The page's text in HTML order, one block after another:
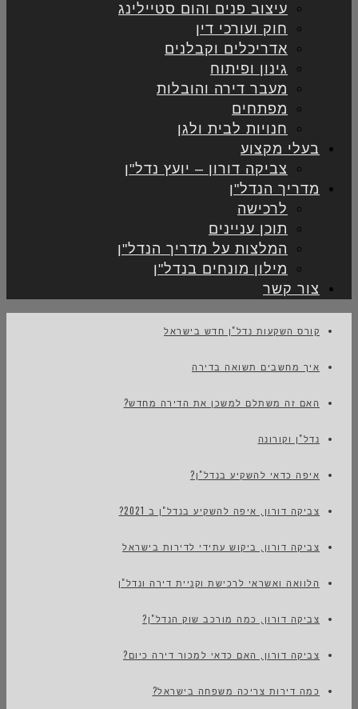
עיצוב פנים והום סטיילינג
חוק ועורכי דין
אדריכלים וקבלנים
גינון ופיתוח
מעבר דירה והובלות
מפתחים
חנויות לבית ולגן
בעלי מקצוע
צביקה דורון – יועץ נדל"ן
מדריך הנדל"ן
לרכישה
תוכן עניינים
המלצות על מדריך הנדל"ן
מילון מונחים בנדל"ן
צור קשר
קורס השקעות נדל"ן חדש בישראל
איך מחשבים תשואה בדירה
האם זה משתלם למשכן את הדירה מחדש?
נדל"ן וקורונה
איפה כדאי להשקיע בנדל"ן?
צביקה דורון, איפה להשקיע בנדל"ן ב 2021?
צביקה דורון, ביקוש עתידי לדירות בישראל
הלוואה ואשראי לרכישת וקניית דירה ונדל"ן
צביקה דורון, כמה מורכב שוק הנדל"ן?
צביקה דורון, האם כדאי למכור דירה כיום?
כמה דירות צריכה משפחה בישראל?